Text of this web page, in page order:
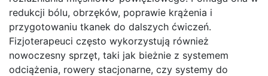
redukcji bólu, obrzęków, poprawie krążenia i
przygotowaniu tkanek do dalszych ćwiczeń.
Fizjoterapeuci często wykorzystują również
nowoczesny sprzęt, taki jak bieżnie z systemem
odciążenia, rowery stacjonarne, czy systemy do